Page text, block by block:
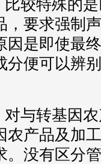
比较特殊的是
，要求强制
因是即使最
分便可以辨
对与转基因
农产品及加
。没有区分